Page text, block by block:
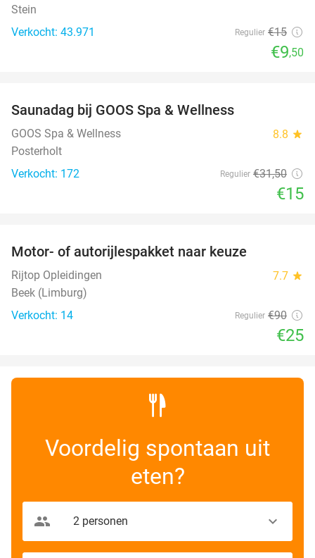
Stein
Verkocht: 43.971
Regulier €15
€9,50
Saunadag bij GOOS Spa & Wellness
GOOS Spa & Wellness 8.8 star
Posterholt
Verkocht: 172
Regulier €31,50
€15
Motor- of autorijlespakket naar keuze
Rijtop Opleidingen 7.7 star
Beek (Limburg)
Verkocht: 14
Regulier €90
€25
Voordelig spontaan uit
eten?